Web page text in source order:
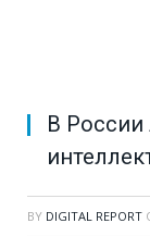
В России
BY DIGITAL REPORT